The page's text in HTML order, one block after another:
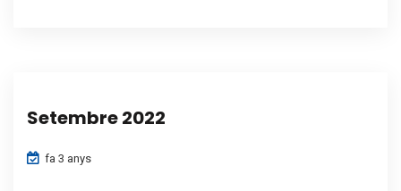
Setembre 2022
fa 3 anys